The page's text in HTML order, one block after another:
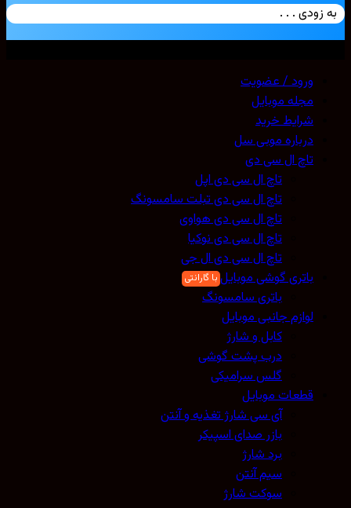
زودی . . .
ورود / عضویت
مجله موبایل
شرایط خرید
درباره موبی سل
تاچ ال سی دی
تاچ ال سی دی اپل
تاچ ال سی دی تبلت سامسونگ
تاچ ال سی دی هواوی
تاچ ال سی دی نوکیا
تاچ ال سی دی ال جی
باتری گوشی موبایل
باتری سامسونگ
لوازم جانبی موبایل
کابل و شارژ
درب پشت گوشی
گلس سرامیکی
قطعات موبایل
آی سی شارژ تغذیه و آنتن
بازر صدای اسپیکر
برد شارژ
سیم آنتن
سوکت شارژ